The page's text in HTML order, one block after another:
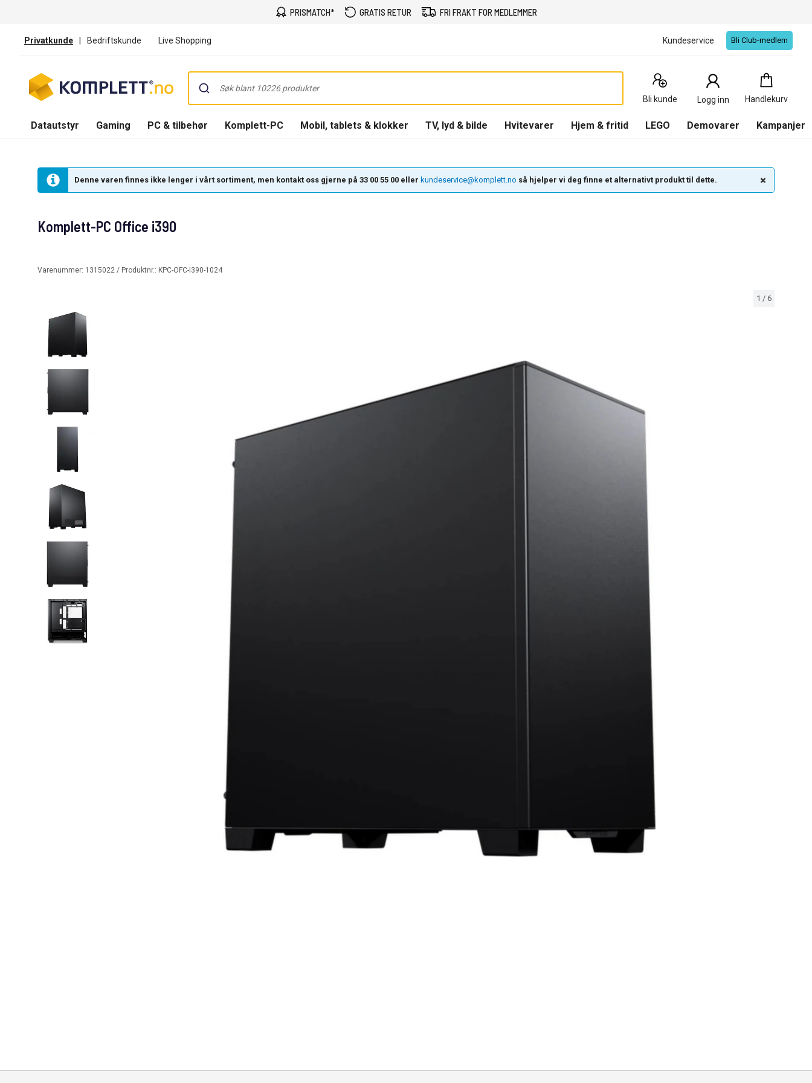
PRISMATCH* GRATIS RETUR FRI FRAKT FOR MEDLEMMER
Privatkunde | Bedriftskunde Live Shopping Kundeservice Bli Club-medlem
Bli kunde Logg inn Handlekurv
Handlekurv
0
Produkter
Datautstyr Gaming PC & tilbehør Komplett-PC Mobil, tablets & klokker TV, lyd & bilde Hvitevarer Hjem & fritid LEGO Demovarer Kampanjer
Denne varen finnes ikke lenger i vårt sortiment, men kontakt oss gjerne på 33 00 55 00 eller kundeservice@komplett.no så hjelper vi deg finne et alternativt produkt til dette.
1 / 6
Komplett-PC Office i390
Varenummer: 1315022 / Produktnr.: KPC-OFC-I390-1024